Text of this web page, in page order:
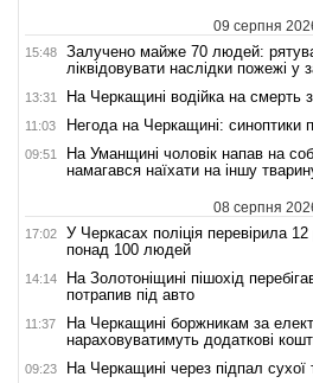
09 серпня
15:48
Залучено майже 70 людей:
ліквідовувати наслідки пожежі у
13:31 На Черкащині водійка на смерть
11:03 Негода на Черкащині: синоптики
09:51
На Уманщині чоловік напав на
намагався наїхати на іншу
08 серпня
17:02
У Черкасах поліція перевірила
понад 100 людей
14:14
На Золотоніщині пішохід
потрапив під авто
11:37
На Черкащині боржникам за
нараховуватимуть додаткові
09:23 На Черкащині через підпал